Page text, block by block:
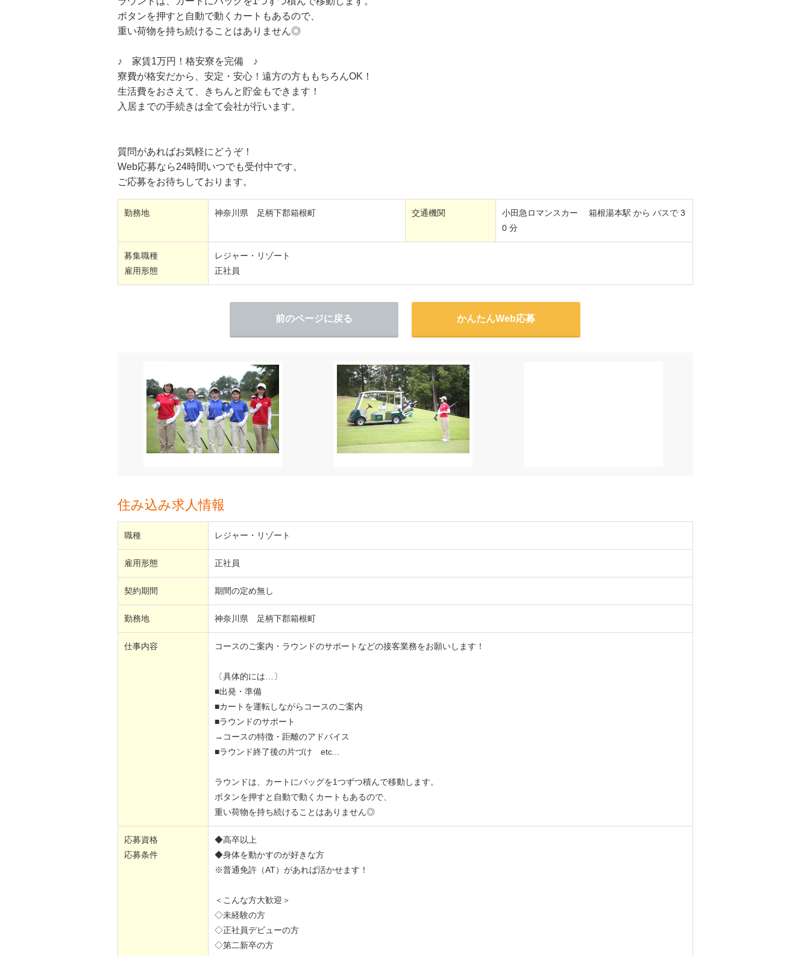
ボタンを押すと自動で動くカートもあるので、
重い荷物を持ち続けることはありません◎
♪ 家賃1万円！格安寮を完備 ♪
寮費が格安だから、安定・安心！遠方の方ももちろんOK！
生活費をおさえて、きちんと貯金もできます！
入居までの手続きは全て会社が行います。
質問があればお気軽にどうぞ！
Web応募なら24時間いつでも受付中です。
ご応募をお待ちしております。
勤務地 神奈川県 足柄下郡箱根町 交通機関
小田急ロマンスカー 箱根湯本駅 から バスで 3
0 分
募集職種
雇用形態
レジャー・リゾート
正社員
前のページに戻る かんたんWeb応募
住み込み求人情報
職種 レジャー・リゾート
雇用形態 正社員
契約期間 期間の定め無し
勤務地 神奈川県 足柄下郡箱根町
仕事内容 コースのご案内・ラウンドのサポートなどの接客業務をお願いします！
〔具体的には…〕
■出発・準備
■カートを運転しながらコースのご案内
■ラウンドのサポート
→コースの特徴・距離のアドバイス
■ラウンド終了後の片づけ etc...
ラウンドは、カートにバッグを1つずつ積んで移動します。
ボタンを押すと自動で動くカートもあるので、
重い荷物を持ち続けることはありません◎
応募資格
応募条件
◆高卒以上
◆身体を動かすのが好きな方
※普通免許（AT）があれば活かせます！
＜こんな方大歓迎＞
◇未経験の方
◇正社員デビューの方
◇第二新卒の方